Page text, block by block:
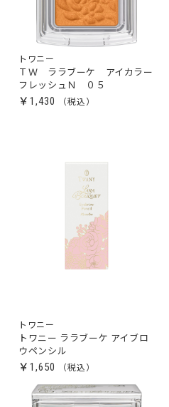
トワニー
ＴＷ ララブーケ アイカラー
フレッシュＮ ０５
￥1,430
トワニー
トワニー ララブーケ アイブロ
ウペンシル
￥1,650